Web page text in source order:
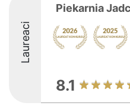
Laureaci
Piekarnia
8.1